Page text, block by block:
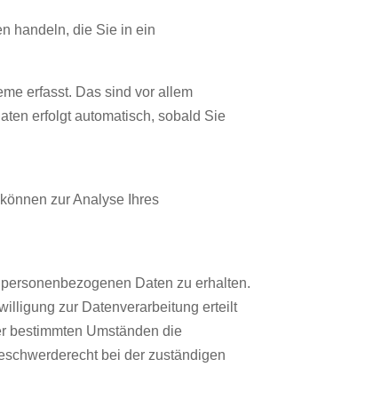
handeln, die Sie in ein
erfasst. Das sind vor allem
erfolgt automatisch, sobald Sie
zur Analyse Ihres
Daten zu erhalten.
zur Datenverarbeitung erteilt
bestimmten Umständen die
bei der zuständigen